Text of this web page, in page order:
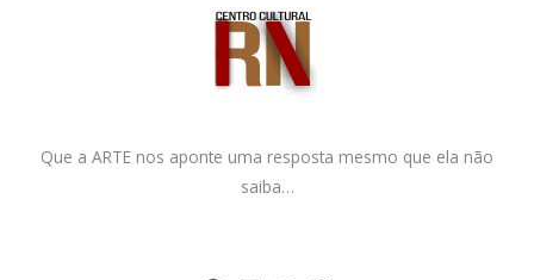
Que a ARTE nos aponte uma resposta mesmo que ela não
saiba…